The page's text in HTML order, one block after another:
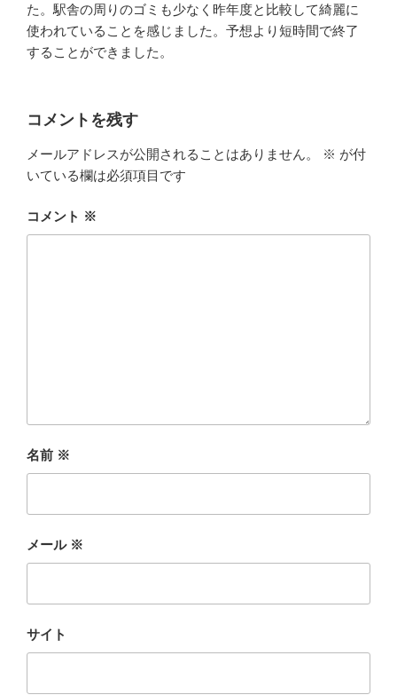
た。駅舎の周りのゴミも少なく昨年度と比較して綺麗に
使われていることを感じました。予想より短時間で終了
することができました。
コメントを残す
メールアドレスが公開されることはありません。 ※ が付
いている欄は必須項目です
コメント ※
名前 ※
メール ※
サイト